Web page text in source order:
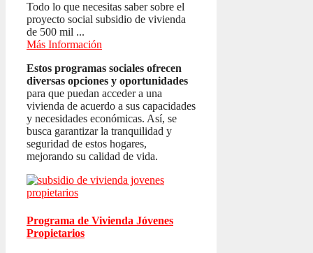
Todo lo que necesitas saber sobre el
proyecto social subsidio de vivienda
de 500 mil ...
Más Información
Estos programas sociales ofrecen
diversas opciones y oportunidades
para que puedan acceder a una
vivienda de acuerdo a sus capacidades
y necesidades económicas. Así, se
busca garantizar la tranquilidad y
seguridad de estos hogares,
mejorando su calidad de vida.
Programa de Vivienda Jóvenes
Propietarios